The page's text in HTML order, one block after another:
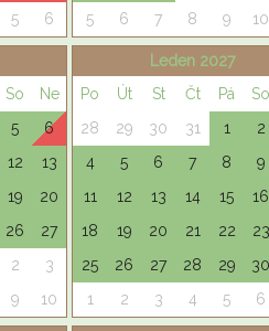
5 6
5
6 7 8 9 10
So
Ne
5
6
12
13
19
20
26
27
2
3
9 10
Leden 2027
Po
Út St Čt Pá
So
28
29 30 31 1
2
4
5 6 7 8
9
11
12 13 14 15
16
18
19 20 21 22
23
25
26 27 28 29
30
1
2 3 4 5 6